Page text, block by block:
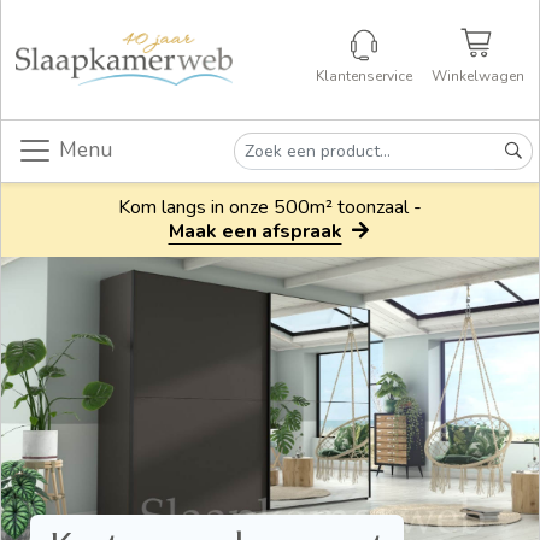
Klantenservice Winkelwagen
Menu
Kom langs in onze 500m² toonzaal -
Maak een afspraak